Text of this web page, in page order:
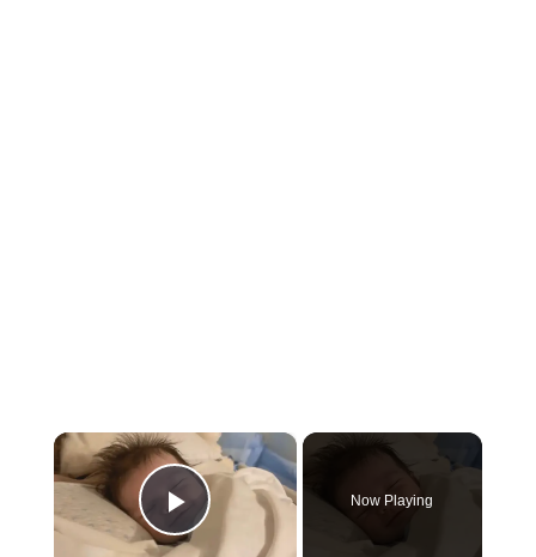
×
Play Video
Now Playing